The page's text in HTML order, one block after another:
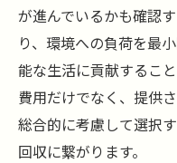
が進んでいるかも確認
り、環境への負荷を最
能な生活に貢献するこ
費用だけでなく、提供
総合的に考慮して選択
回収に繋がります。